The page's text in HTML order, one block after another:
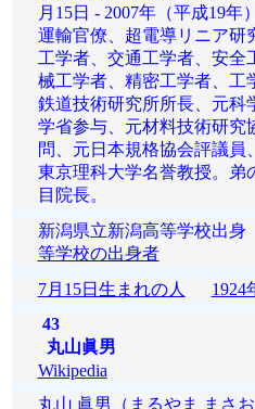
月15日 - 2007年（平成19年
運輸官僚、超電導リニア研
工学者、交通工学者、安全
械工学者、精密工学者、工
鉄道技術研究所所長、元科
学省参与、元材料技術研究
問、元日本規格協会評議員
東京理科大学名誉教授。弟
目院長。
新潟県立新潟高等学校出
等学校の出身者
7月15日生まれの人
1924
43
丸山眞男
Wikipedia
丸山 眞男（まるやま まさ